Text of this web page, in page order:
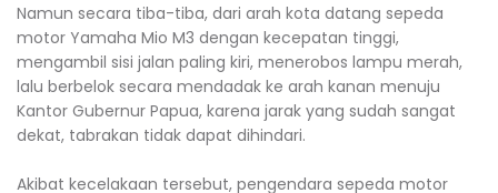
‎Namun secara tiba-tiba, dari arah kota datang sepeda
motor Yamaha Mio M3 dengan kecepatan tinggi,
mengambil sisi jalan paling kiri, menerobos lampu merah,
lalu berbelok secara mendadak ke arah kanan menuju
Kantor Gubernur Papua, karena jarak yang sudah sangat
dekat, tabrakan tidak dapat dihindari.
‎Akibat kecelakaan tersebut, pengendara sepeda motor